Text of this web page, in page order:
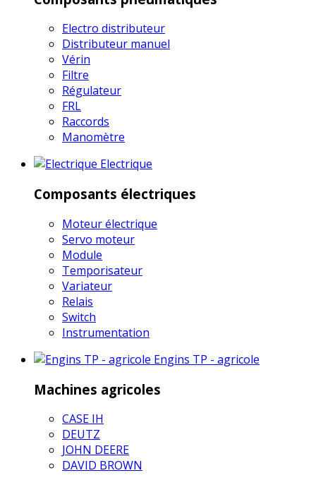
Electro distributeur
Distributeur manuel
Vérin
Filtre
Régulateur
FRL
Raccords
Manomètre
Electrique
Composants électriques
Moteur électrique
Servo moteur
Module
Temporisateur
Variateur
Relais
Switch
Instrumentation
Engins TP - agricole
Machines agricoles
CASE IH
DEUTZ
JOHN DEERE
DAVID BROWN